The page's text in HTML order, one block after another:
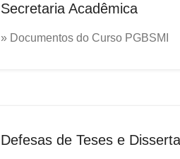
Secretaria Acadêmica
» Documentos do Curso PGBSMI
Defesas de Teses e